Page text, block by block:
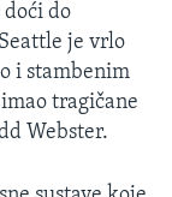
do
je vrlo
i stambenim
tragičane
Webster.